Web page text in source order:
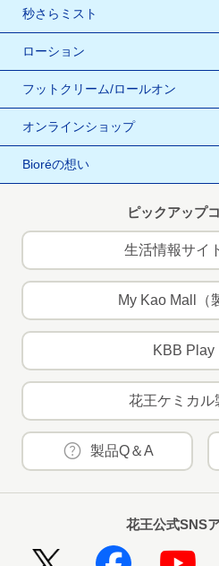
秒さらミスト
ローション
フットクリーム/ロールオン
オンラインショップ
Bioréの想い
ピックアップ
生活情報サイ
My Kao Mall（
KBB Play
花王ケミカル
製品Q＆A
花王公式SNS